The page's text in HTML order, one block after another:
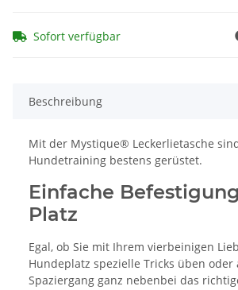
Sofort verfügbar
Beschreibung
Mit der Mystique® Leckerlietasche
Hundetraining bestens gerüstet.
Einfache
Platz
Egal, ob Sie mit Ihrem vierbeinigen
Hundeplatz spezielle Tricks üben oder
Spaziergang ganz nebenbei das